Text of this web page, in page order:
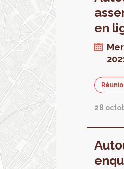
en
28